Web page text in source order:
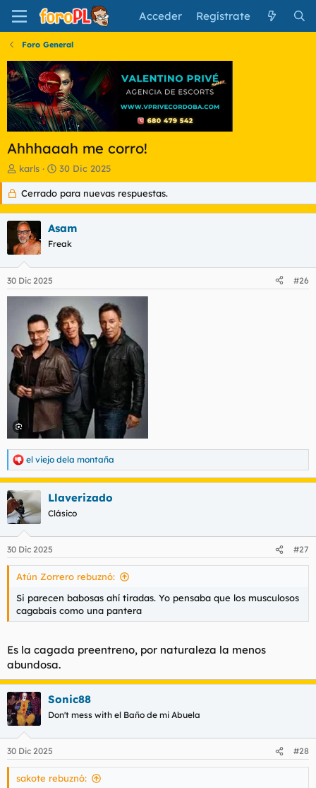
Acceder Regístrate
Foro General
Ahhhaaah me corro!
I
n
c
i
a
d
o
r
d
e
m
a
karls
F
e
c
h
d
e
n
c
i
o
30 Dic 2025
Cerrado para nuevas respuestas.
Asam
Freak
30 Dic 2025 #26
R
e
a
c
c
i
e
s
el viejo dela montaña
Llaverizado
Clásico
30 Dic 2025 #27
Atún Zorrero rebuznó:
Si parecen babosas ahí tiradas. Yo pensaba que los musculosos
cagabais como una pantera
Es la cagada preentreno, por naturaleza la menos
abundosa.
Sonic88
Don't mess with el Baño de mi Abuela
30 Dic 2025 #28
sakote rebuznó: